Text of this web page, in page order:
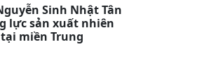
Sinh Nhật Tân
lực sản xuất nhiên
miền Trung